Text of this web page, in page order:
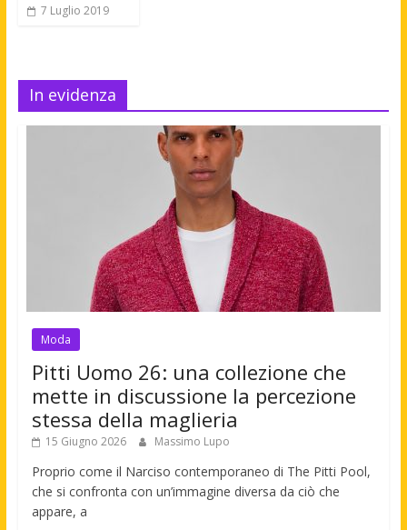
7 Luglio 2019
In evidenza
Moda
Pitti Uomo 26: una collezione che
mette in discussione la percezione
stessa della maglieria
15 Giugno 2026 Massimo Lupo
Proprio come il Narciso contemporaneo di The Pitti Pool,
che si confronta con un’immagine diversa da ciò che
appare, a